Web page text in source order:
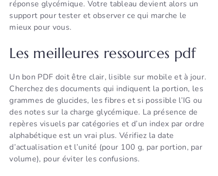
réponse glycémique. Votre tableau devient alors un
support pour tester et observer ce qui marche le
mieux pour vous.
Les meilleures ressources pdf
Un bon PDF doit être clair, lisible sur mobile et à jour.
Cherchez des documents qui indiquent la portion, les
grammes de glucides, les fibres et si possible l’IG ou
des notes sur la charge glycémique. La présence de
repères visuels par catégories et d’un index par ordre
alphabétique est un vrai plus. Vérifiez la date
d’actualisation et l’unité (pour 100 g, par portion, par
volume), pour éviter les confusions.